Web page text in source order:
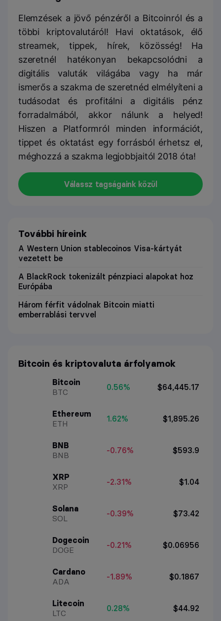
Elemzések a jövő pénzéről a Bitcoinról és a
többi kriptovalutáról! Havi oktatások, élő
streamek, tippek, hírek, közösség! Ha
szeretnél hatékonyan bekapcsolódni a
digitális valuták világába vagy ha már
ismerős a szakma de szeretnéd elmélyíteni a
tudásodat és profitálni a digitális pénz
forradalmából, akkor nálunk a helyed!
Hiszen a Platformról minden információt,
tippet és oktatást egy forrásból érhetsz el,
méghozzá a szakma legjobbjaitól 2018 óta!
Válassz tagságaink közül
További híreink
A Western Union stablecoinos Visa-kártyát
vezetett be
A BlackRock tokenizált pénzpiaci alapokat hoz
Európába
Három férfit vádolnak Bitcoin miatti
emberrablási tervvel
Bitcoin és kriptovaluta árfolyamok
Bitcoin
BTC
0.56% $64,445.17
Ethereum
ETH
1.62% $1,895.26
BNB
BNB
-0.76% $593.9
XRP
XRP
-2.31% $1.04
Solana
SOL
-0.39% $73.42
Dogecoin
DOGE
-0.21% $0.06956
Cardano
ADA
-1.89% $0.1867
Litecoin
LTC
0.28% $44.92